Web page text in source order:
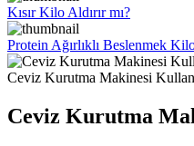
Kısır Kilo Aldırır mı?
Protein Ağırlıklı Beslenmek
Ceviz Kurutma Makinesi
Ceviz Kurutma